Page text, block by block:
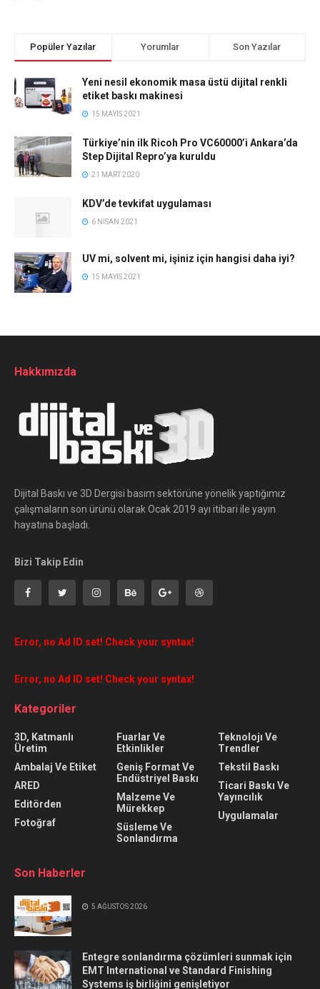
Popüler Yazılar Yorumlar Son Yazılar
Yeni nesil ekonomik masa üstü dijital renkli
etiket baskı makinesi
15 MAYIS 2021
Türkiye’nin ilk Ricoh Pro VC60000’i Ankara’da
Step Dijital Repro’ya kuruldu
21 MART 2020
KDV’de tevkifat uygulaması
6 NISAN 2021
UV mi, solvent mi, işiniz için hangisi daha iyi?
15 MAYIS 2021
Hakkımızda
Dijital Baskı ve 3D Dergisi basım sektörüne yönelik yaptığımız
çalışmaların son ürünü olarak Ocak 2019 ayı itibari ile yayın
hayatına başladı.
Bizi Takip Edin
Error, no Ad ID set! Check your syntax!
Error, no Ad ID set! Check your syntax!
Kategoriler
3D, Katmanlı
Üretim
Ambalaj Ve Etiket
ARED
Editörden
Fotoğraf
Fuarlar Ve
Etkinlikler
Geniş Format Ve
Endüstriyel Baskı
Malzeme Ve
Mürekkep
Süsleme Ve
Sonlandırma
Teknolojı Ve
Trendler
Tekstil Baskı
Ticari Baskı Ve
Yayıncılık
Uygulamalar
Son Haberler
5 AĞUSTOS 2026
Entegre sonlandırma çözümleri sunmak için
EMT International ve Standard Finishing
Systems iş birliğini genişletiyor